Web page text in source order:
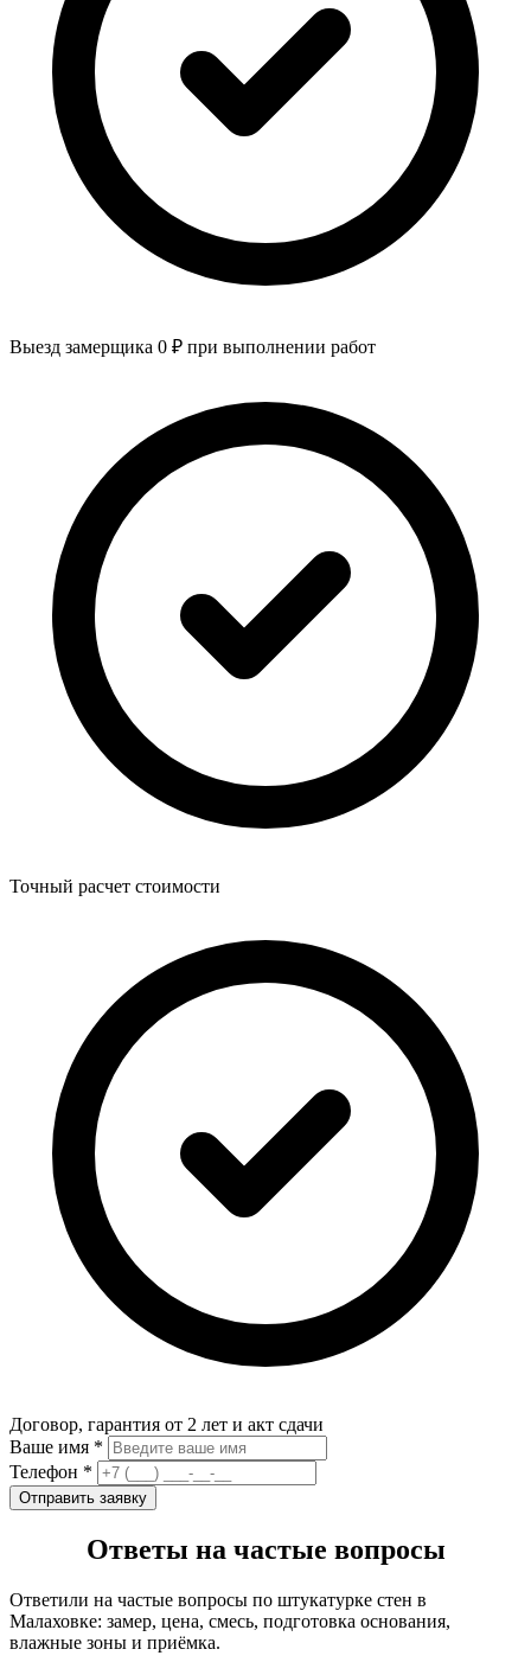
Выезд замерщика 0 ₽ при выполнении работ
Точный расчет стоимости
Договор, гарантия от 2 лет и акт сдачи
Ваше имя *
Телефон *
Отправить заявку
Ответы на частые вопросы
Ответили на частые вопросы по штукатурке стен в
Малаховке: замер, цена, смесь, подготовка основания,
влажные зоны и приёмка.